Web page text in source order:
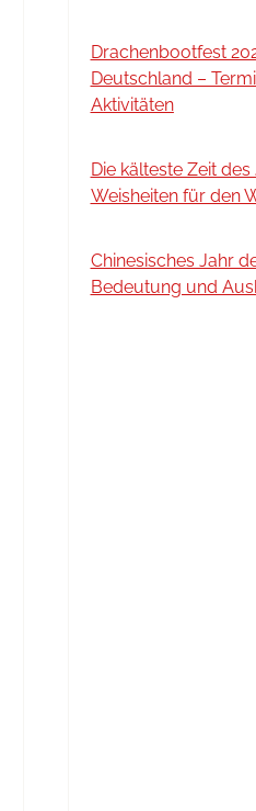
Drachenbootfest
Deutschland –
Aktivitäten
Die kälteste Zeit
Weisheiten für den
Chinesisches Jahr
Bedeutung und